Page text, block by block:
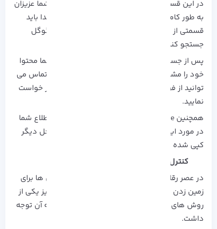
در این قسمت نحوه جلوگیری از کپی محتوا را به شما عزیزان
به طور کامل توضیح خواهیم داد. برای این کار ابتدا باید
قسمتی از محتوا تولید شده توسط خودتان را در گوگل
جستجو کنید.
پس از جستجو اگر در محل هایی غیر از صفحات شما محتوا
خود را مشاهده کردید توسط یک ارتباط ایمیلی یا تماس می
توانید از فرد یا گروه مورد نظر برای حذف محتوا در خواست
نمایید.
همچنینCopysCape
یک ابزار راهنما رایگان برای اطلاع شما
در مورد این است، که آیا محتوا تولیدی شما در محل دیگر
کپی شده یا نه.
کنترل نظرات منفی
در عصر رقابت واضح است، که رقبا ما از همه روش ها برای
زمین زدن مان استفاده کنند. ایجاد نظرات منفی نیز یکی از
روش های سئو منفی می باشد، که همواره باید به آن توجه
داشت.